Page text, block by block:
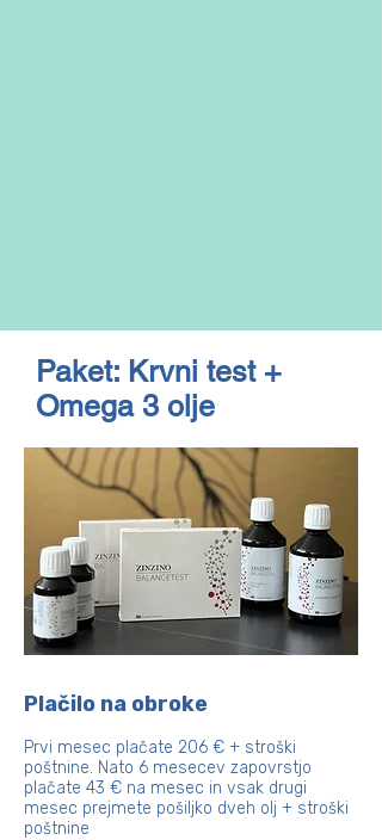
Paket: Krvni test +
Omega 3 olje
Plačilo na obroke
Prvi mesec plačate 206 € + stroški
poštnine. Nato 6 mesecev zapovrstjo
plačate 43 € na mesec in vsak drugi
mesec prejmete pošiljko dveh olj + stroški
poštnine